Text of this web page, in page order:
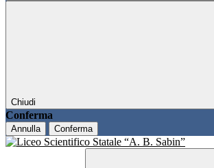
Chiudi
Conferma
Annulla Conferma